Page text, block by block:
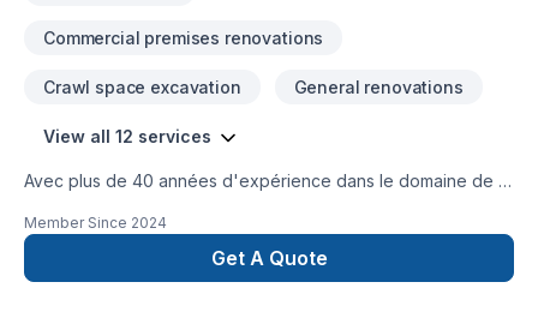
Commercial premises renovations
Crawl space excavation General renovations
View all 12 services
Avec plus de 40 années d'expérience dans le domaine de la
son expertise en adaptation domiciliaire, Agrandissement de
maison, garage, deuxième et troisième étages, Après-
sinistre, rénovation générale, commercial, industriel. Nous
Member Since 2024
Get A Quote